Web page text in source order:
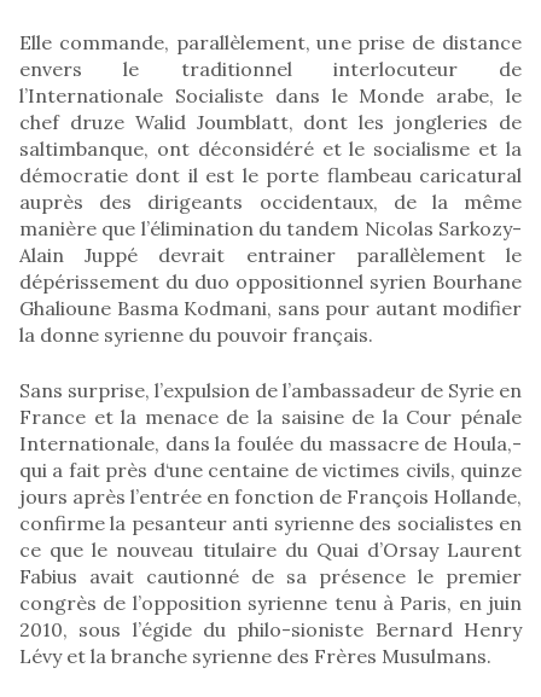
Elle commande, parallèlement, une prise de distance
envers le traditionnel interlocuteur de
l’Internationale Socialiste dans le Monde arabe, le
chef druze Walid Joumblatt, dont les jongleries de
saltimbanque, ont déconsidéré et le socialisme et la
démocratie dont il est le porte flambeau caricatural
auprès des dirigeants occidentaux, de la même
manière que l’élimination du tandem Nicolas Sarkozy-
Alain Juppé devrait entrainer parallèlement le
dépérissement du duo oppositionnel syrien Bourhane
Ghalioune Basma Kodmani, sans pour autant modifier
la donne syrienne du pouvoir français.
Sans surprise, l’expulsion de l’ambassadeur de Syrie en
France et la menace de la saisine de la Cour pénale
Internationale, dans la foulée du massacre de Houla,-
qui a fait près d‘une centaine de victimes civils, quinze
jours après l’entrée en fonction de François Hollande,
confirme la pesanteur anti syrienne des socialistes en
ce que le nouveau titulaire du Quai d’Orsay Laurent
Fabius avait cautionné de sa présence le premier
congrès de l’opposition syrienne tenu à Paris, en juin
2010, sous l’égide du philo-sioniste Bernard Henry
Lévy et la branche syrienne des Frères Musulmans.